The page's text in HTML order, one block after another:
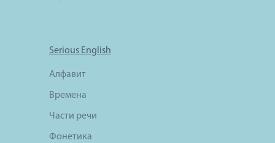
Serious English
Алфавит
Времена
Части речи
Фонетика